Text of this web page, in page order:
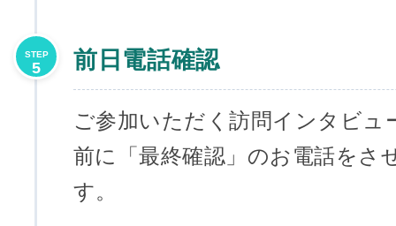
STEP
5 前日電話確認
ご参加いただく訪問インタビュ
前に「最終確認」のお電話をさ
す。